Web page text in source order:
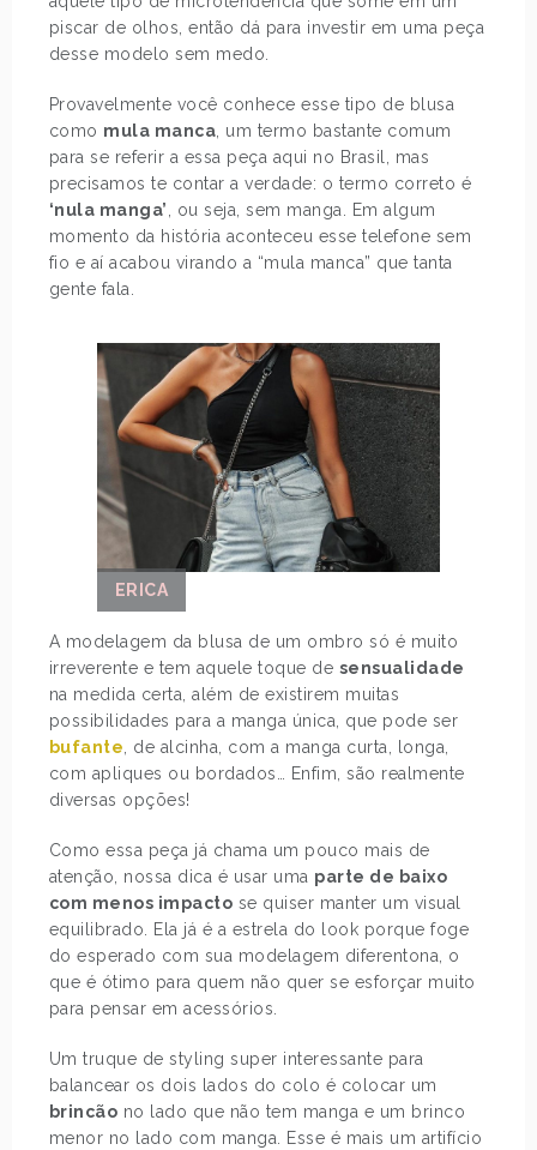
piscar de olhos, então dá para investir em uma peça
desse modelo sem medo.
Provavelmente você conhece esse tipo de blusa
como mula manca, um termo bastante comum
para se referir a essa peça aqui no Brasil, mas
precisamos te contar a verdade: o termo correto é
‘nula manga’, ou seja, sem manga. Em algum
momento da história aconteceu esse telefone sem
fio e aí acabou virando a “mula manca” que tanta
gente fala.
ERICA
A modelagem da blusa de um ombro só é muito
irreverente e tem aquele toque de sensualidade
na medida certa, além de existirem muitas
possibilidades para a manga única, que pode ser
bufante , de alcinha, com a manga curta, longa,
com apliques ou bordados… Enfim, são realmente
diversas opções!
Como essa peça já chama um pouco mais de
atenção, nossa dica é usar uma parte de baixo
com menos impacto se quiser manter um visual
equilibrado. Ela já é a estrela do look porque foge
do esperado com sua modelagem diferentona, o
que é ótimo para quem não quer se esforçar muito
para pensar em acessórios.
Um truque de styling super interessante para
balancear os dois lados do colo é colocar um
brincão no lado que não tem manga e um brinco
menor no lado com manga. Esse é mais um artifício